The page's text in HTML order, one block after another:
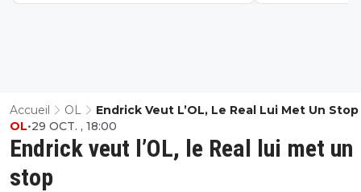
Accueil OL Endrick Veut L’OL, Le Real Lui Met Un Stop
Endrick veut l’OL, le Real lui met un
stop
OL•29 OCT. , 18:00